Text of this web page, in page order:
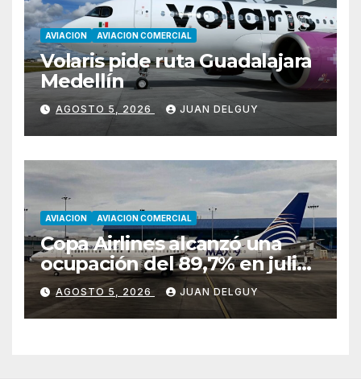
AVIACION AVIACION COMERCIAL
Volaris pide ruta Guadalajara
Medellín
AGOSTO 5, 2026 JUAN DELGUY
AVIACION AVIACION COMERCIAL
Copa Airlines alcanzó una
ocupación del 89,7% en julio
tras aumentar un 17,4% su
tráfico de pasajeros
AGOSTO 5, 2026 JUAN DELGUY